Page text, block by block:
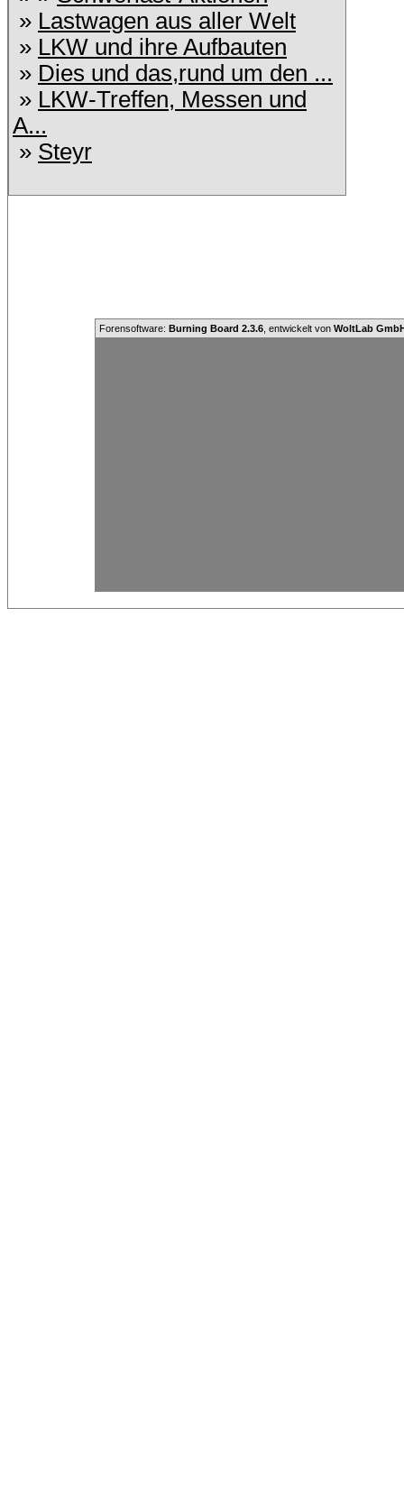
» Lastwagen aus aller Welt
» LKW und ihre Aufbauten
» Dies und das,rund um den ...
» LKW-Treffen, Messen und
A...
» Steyr
Forensoftware: Burning Board 2.3.6 , entwickelt von WoltLab